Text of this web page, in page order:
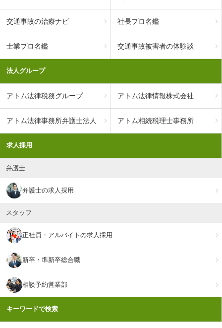
交通事故の治療ナビ 社長プロ名鑑
士業プロ名鑑 交通事故被害者の体験談
法人グループ
アトム法律税務グループ アトム法律情報株式会社
アトム法律事務所弁護士法人 アトム相続税理士事務所
求人採用
弁護士
弁護士の求人採用
スタッフ
正社員・アルバイトの求人採用
新卒・準新卒総合職
相談予約営業部
キーワードで検索